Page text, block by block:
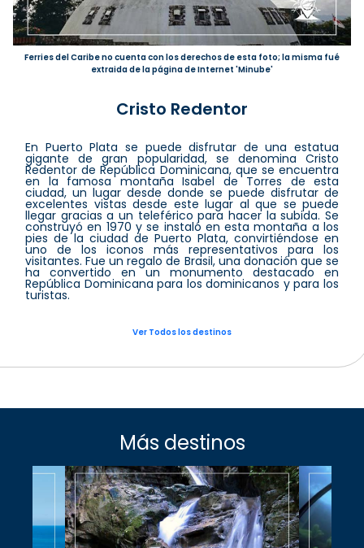
Ferries del Caribe no cuenta con los derechos de esta foto; la misma fué
extraida de la página de Internet 'Minube'
Cristo Redentor
En Puerto Plata se puede disfrutar de una estatua
gigante de gran popularidad, se denomina Cristo
Redentor de República Dominicana, que se encuentra
en la famosa montaña Isabel de Torres de esta
ciudad, un lugar desde donde se puede disfrutar de
excelentes vistas desde este lugar al que se puede
llegar gracias a un teleférico para hacer la subida. Se
construyó en 1970 y se instaló en esta montaña a los
pies de la ciudad de Puerto Plata, convirtiéndose en
uno de los iconos más representativos para los
visitantes. Fue un regalo de Brasil, una donación que se
ha convertido en un monumento destacado en
República Dominicana para los dominicanos y para los
turistas.
Ver Todos los destinos
Más destinos